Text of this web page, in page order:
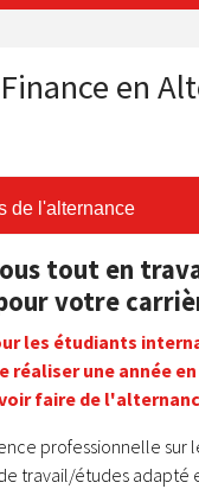
en
de l'alternance
tout en
votre
les étudiants
réaliser une année
faire de
professionnelle sur
travail/études adapté